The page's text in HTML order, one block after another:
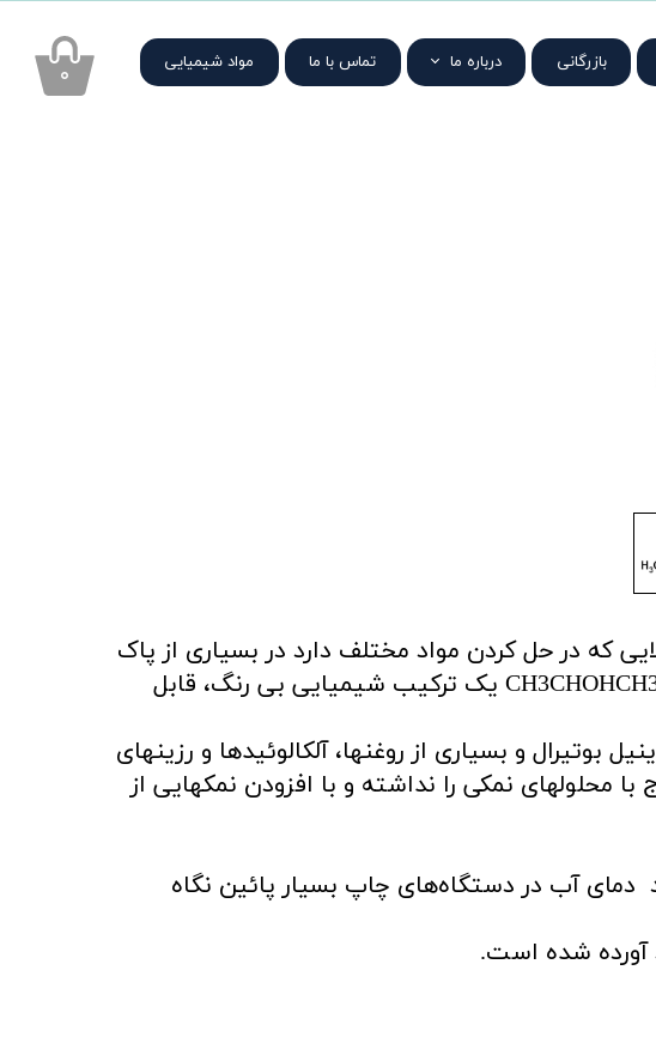
۰ بازرگانی درباره ما تماس با ما مواد شیمیایی
که در حل کردن مواد مختلف دارد در بسیاری از پاک
کننده و ضد عفونی کننده ها مورد استفاده قرار می گیرد. این ماده با فرمول مولکولی CH3CHOHCH3 یک ترکیب شیمیایی بی رنگ، قابل
بوتیرال و بسیاری از روغنها، آلکالوئیدها و رزینهای
محلولهای نمکی را نداشته و با افزودن نمکهایی از
دمای آب در دستگاه‌های چاپ بسیار پائین نگاه